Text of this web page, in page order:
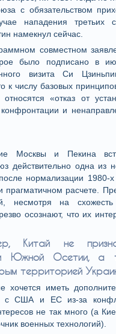
с обязательством
нападения третьих
намекнул сейчас.
совместном
было подписано в
визита Си
к числу базовых
«отказ от
и
Москвы и Пекина
действительно одна из
нормализации 1980-
прагматичном расчете.
несмотря на
осознают, что их
Китай не
Южной Осетии, а
территорией
хочется иметь
с США и ЕС из-за
не так много (а
военных технологий).